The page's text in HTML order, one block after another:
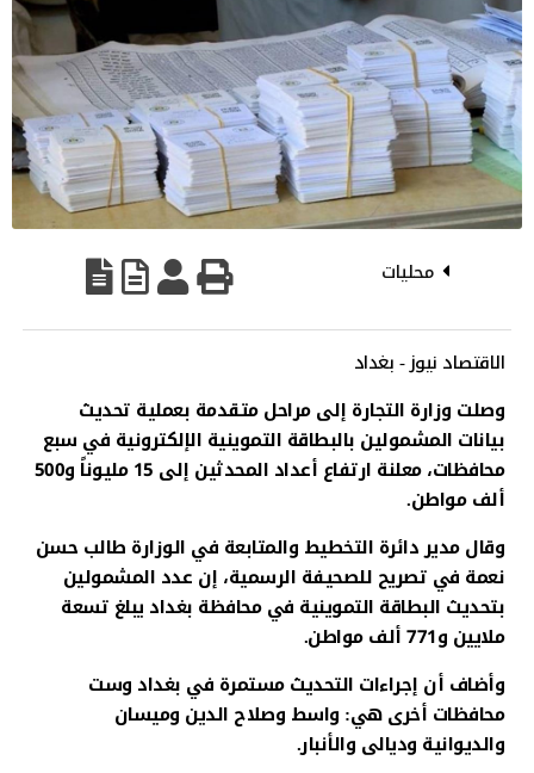
محليات
الاقتصاد نيوز - بغداد
وصلت وزارة التجارة إلى مراحل متقدمة بعملية تحديث
بيانات المشمولين بالبطاقة التموينية الإلكترونية في سبع
محافظات، معلنة ارتفاع أعداد المحدثين إلى 15 مليوناً و500
ألف مواطن.
وقال مدير دائرة التخطيط والمتابعة في الوزارة طالب حسن
نعمة في تصريح للصحيفة الرسمية، إن عدد المشمولين
بتحديث البطاقة التموينية في محافظة بغداد يبلغ تسعة
ملايين و771 ألف مواطن.
وأضاف أن إجراءات التحديث مستمرة في بغداد وست
محافظات أخرى هي: واسط وصلاح الدين وميسان
والديوانية وديالى والأنبار.